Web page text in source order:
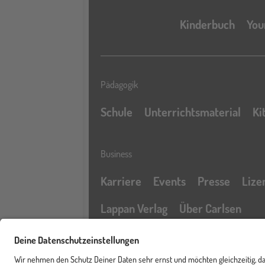
Profil
Kinderbuch
Pädagogik
Schule Unterrichtsmaterial
Business
Karriere Events Presse
Lappan Verlag
Über Carlsen